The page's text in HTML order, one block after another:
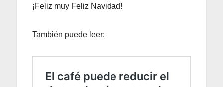
¡Feliz muy Feliz Navidad!
También puede leer: